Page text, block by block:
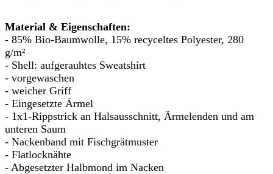
Material & Eigenschaften:
- 85% Bio-Baumwolle, 15% recyceltes Polyester, 280
g/m²
- Shell: aufgerauhtes Sweatshirt
- vorgewaschen
- weicher Griff
- Eingesetzte Ärmel
- 1x1-Rippstrick an Halsausschnitt, Ärmelenden und am
unteren Saum
- Nackenband mit Fischgrätmuster
- Flatlocknähte
- Abgesetzter Halbmond im Nacken